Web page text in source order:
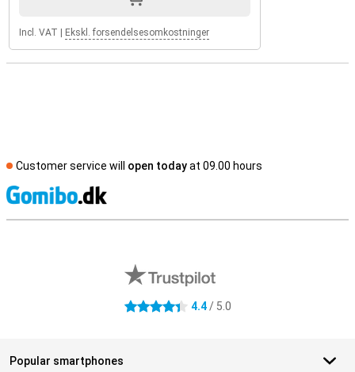
Incl. VAT Ekskl. forsendelsesomkostninger
Customer service will open todayat 09.00 hours
4.4 stars 4.4/ 5.0
Popular smartphones